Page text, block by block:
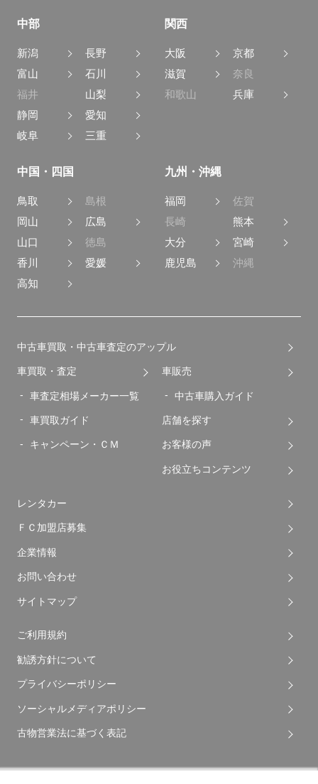
中部
新潟
長野
富山
石川
福井
山梨
静岡
愛知
岐阜
三重
関西
大阪
京都
滋賀
奈良
和歌山
兵庫
中国・四国
鳥取
島根
岡山
広島
山口
徳島
香川
愛媛
高知
九州・沖縄
福岡
佐賀
長崎
熊本
大分
宮崎
鹿児島
沖縄
中古車買取・中古車査定のアップル
車買取・査定
車査定相場メーカー一覧
車買取ガイド
キャンペーン・ＣＭ
車販売
中古車購入ガイド
店舗を探す
お客様の声
お役立ちコンテンツ
レンタカー
ＦＣ加盟店募集
企業情報
お問い合わせ
サイトマップ
ご利用規約
勧誘方針について
プライバシーポリシー
ソーシャルメディアポリシー
古物営業法に基づく表記